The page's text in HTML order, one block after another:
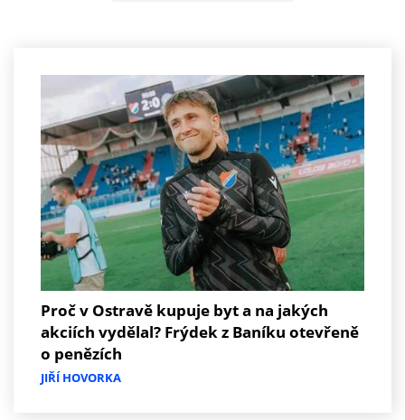
Proč v Ostravě kupuje byt a na jakých
akciích vydělal? Frýdek z Baníku otevřeně
o penězích
JIŘÍ HOVORKA